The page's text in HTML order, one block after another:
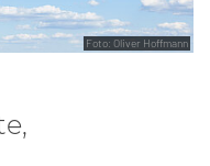
Foto: Oliver Hoffmann